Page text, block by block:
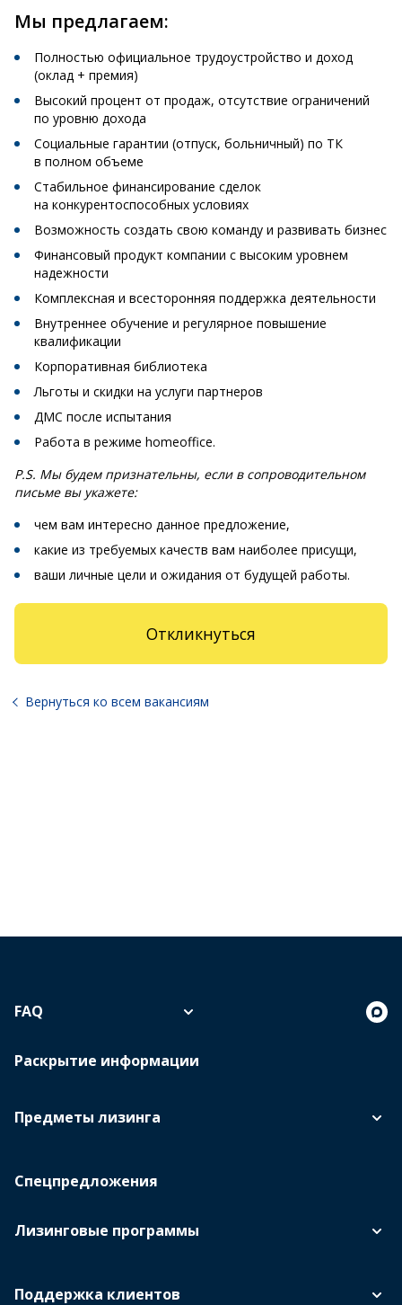
Мы предлагаем:
Полностью официальное трудоустройство и доход
(оклад + премия)
Высокий процент от продаж, отсутствие ограничений
по уровню дохода
Социальные гарантии (отпуск, больничный) по ТК
в полном объеме
Стабильное финансирование сделок
на конкурентоспособных условиях
Возможность создать свою команду и развивать бизнес
Финансовый продукт компании с высоким уровнем
надежности
Комплексная и всесторонняя поддержка деятельности
Внутреннее обучение и регулярное повышение
квалификации
Корпоративная библиотека
Льготы и скидки на услуги партнеров
ДМС после испытания
Работа в режиме homeoffice.
P.S. Мы будем признательны, если в сопроводительном
письме вы укажете:
чем вам интересно данное предложение,
какие из требуемых качеств вам наиболее присущи,
ваши личные цели и ожидания от будущей работы.
Откликнуться
Вернуться ко всем вакансиям
Предметы лизинга
Спецпредложения
Лизинговые программы
Поддержка клиентов
FAQ
Раскрытие информации